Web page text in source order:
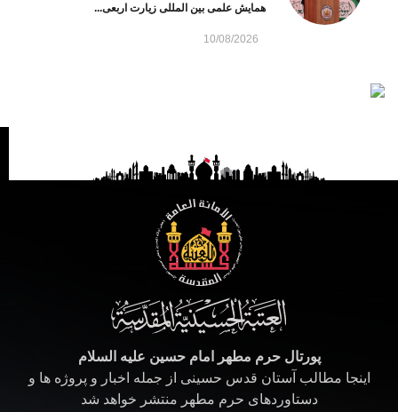
همایش علمی بین ‌المللی زیارت اربعی...
10/08/2026
پورتال حرم مطهر امام حسین علیه السلام
اینجا مطالب آستان قدس حسینی از جمله اخبار و پروژه ها و
دستاوردهای حرم مطهر منتشر خواهد شد